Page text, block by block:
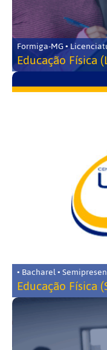
Formiga-MG •
Educação Física
• Bacharel •
Educação Física